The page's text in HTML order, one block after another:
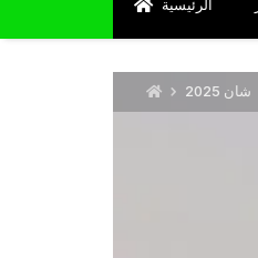
الرئيسية
شان 2025